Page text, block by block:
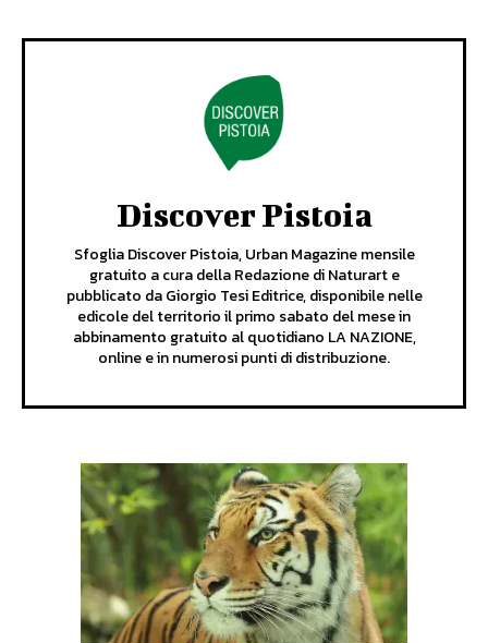
Discover Pistoia
Sfoglia Discover Pistoia, Urban Magazine mensile
gratuito a cura della Redazione di Naturart e
pubblicato da Giorgio Tesi Editrice, disponibile nelle
edicole del territorio il primo sabato del mese in
abbinamento gratuito al quotidiano LA NAZIONE,
online e in numerosi punti di distribuzione.